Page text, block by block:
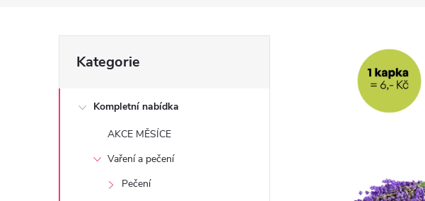
o
kategorie
Kategorie
Kompletní nabídka
AKCE MĚSÍCE
Vaření a pečení
Pečení